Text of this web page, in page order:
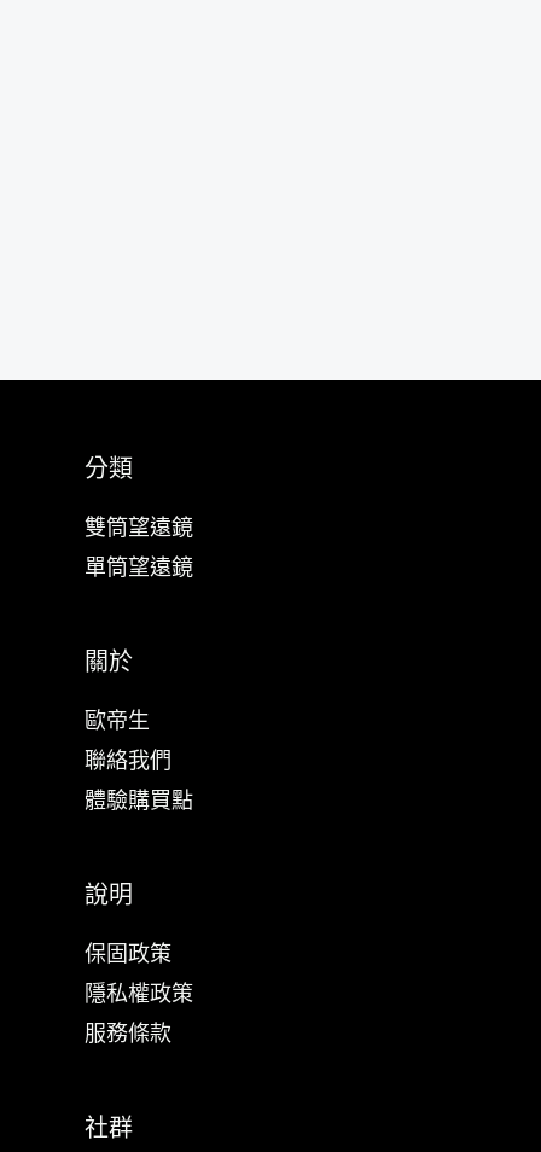
分類
雙筒望遠鏡
單筒望遠鏡
關於
歐帝生
聯絡我們
體驗購買點
說明
保固政策
隱私權政策
服務條款
社群